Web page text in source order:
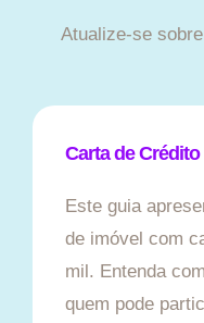
Atualize-se
Carta de Crédito
Este guia
de imóvel com
mil. Entenda
quem pode